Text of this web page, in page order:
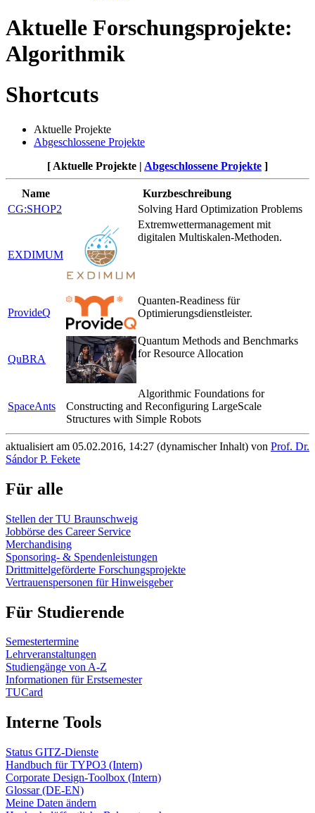
Aktuelle Forschungsprojekte:
Algorithmik
Shortcuts
Aktuelle Projekte
Abgeschlossene Projekte
[ Aktuelle Projekte | Abgeschlossene Projekte ]
Name
Kurzbeschreibung
CG:SHOP2
Solving Hard Optimization Problems
EXDIMUM
Extremwettermanagement mit
digitalen Multiskalen-Methoden.
ProvideQ
Quanten-Readiness für
Optimierungsdienstleister.
QuBRA
Quantum Methods and Benchmarks
for Resource Allocation
SpaceAnts
Algorithmic Foundations for
Constructing and Reconfiguring LargeScale
Structures with Simple Robots
aktualisiert am 05.02.2016, 14:27 (dynamischer Inhalt) von Prof. Dr.
Sándor P. Fekete
Für alle
Stellen der TU Braunschweig
Jobbörse des Career Service
Merchandising
Sponsoring- & Spendenleistungen
Drittmittelgeförderte Forschungsprojekte
Vertrauenspersonen für Hinweisgeber
Für Studierende
Semestertermine
Lehrveranstaltungen
Studiengänge von A-Z
Informationen für Erstsemester
TUCard
Interne Tools
Status GITZ-Dienste
Handbuch für TYPO3 (Intern)
Corporate Design-Toolbox (Intern)
Glossar (DE-EN)
Meine Daten ändern